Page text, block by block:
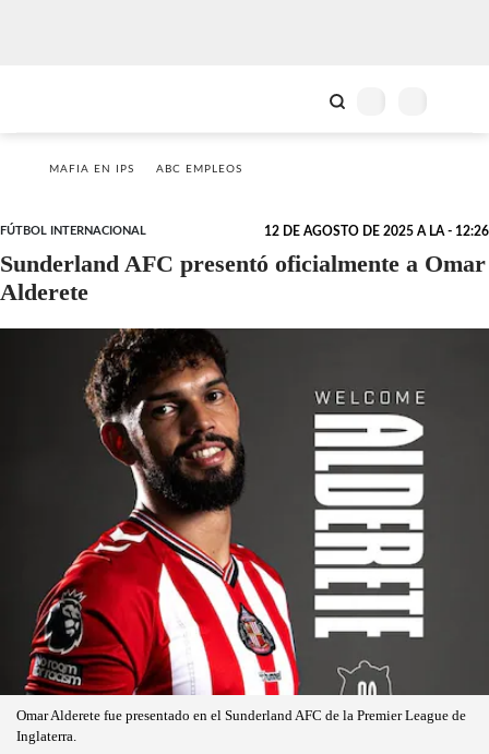
MAFIA EN IPS ABC EMPLEOS
FÚTBOL INTERNACIONAL 12 DE AGOSTO DE 2025 A LA - 12:26
Sunderland AFC presentó oficialmente a Omar
Alderete
Omar Alderete fue presentado en el Sunderland AFC de la Premier League de
Inglaterra.